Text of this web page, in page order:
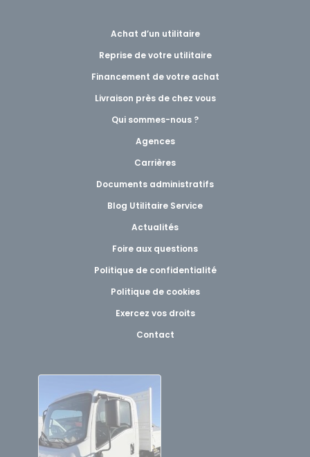
Achat d’un utilitaire
Reprise de votre utilitaire
Financement de votre achat
Livraison près de chez vous
Qui sommes-nous ?
Agences
Carrières
Documents administratifs
Blog Utilitaire Service
Actualités
Foire aux questions
Politique de confidentialité
Politique de cookies
Exercez vos droits
Contact